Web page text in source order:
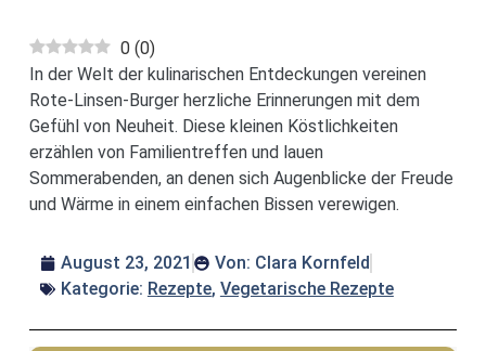
0 (0)
In der Welt der kulinarischen Entdeckungen vereinen
Rote-Linsen-Burger herzliche Erinnerungen mit dem
Gefühl von Neuheit. Diese kleinen Köstlichkeiten
erzählen von Familientreffen und lauen
Sommerabenden, an denen sich Augenblicke der Freude
und Wärme in einem einfachen Bissen verewigen.
August 23, 2021 Von: Clara Kornfeld
Kategorie: Rezepte, Vegetarische Rezepte